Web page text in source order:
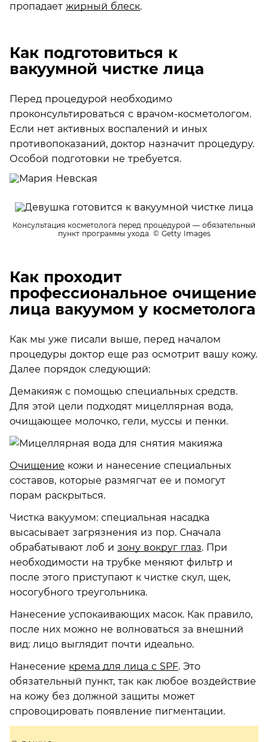
пропадает жирный блеск.
Как подготовиться к
вакуумной чистке лица
Перед процедурой необходимо
проконсультироваться с врачом-косметологом.
Если нет активных воспалений и иных
противопоказаний, доктор назначит процедуру.
Особой подготовки не требуется.
Консультация косметолога перед процедурой — обязательный
пункт программы ухода. © Getty Images
Как проходит
профессиональное очищение
лица вакуумом у косметолога
Как мы уже писали выше, перед началом
процедуры доктор еще раз осмотрит вашу кожу.
Далее порядок следующий:
Демакияж с помощью специальных средств.
Для этой цели подходят мицеллярная вода,
очищающее молочко, гели, муссы и пенки.
Очищение кожи и нанесение специальных
составов, которые размягчат ее и помогут
порам раскрыться.
Чистка вакуумом: специальная насадка
высасывает загрязнения из пор. Сначала
обрабатывают лоб и зону вокруг глаз. При
необходимости на трубке меняют фильтр и
после этого приступают к чистке скул, щек,
носогубного треугольника.
Нанесение успокаивающих масок. Как правило,
после них можно не волноваться за внешний
вид: лицо выглядит почти идеально.
Нанесение крема для лица с SPF. Это
обязательный пункт, так как любое воздействие
на кожу без должной защиты может
спровоцировать появление пигментации.